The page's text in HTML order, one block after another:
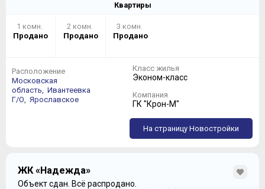
Квартиры
1 комн.
Продано
2 комн.
Продано
3 комн.
Продано
Расположение
Московская
область, Ивантеевка
Г/О, Ярославское
Класс жилья
Эконом-класс
Компания
ГК "Крон-М"
На страницу Новостройки
ЖК «Надежда»
Объект сдан. Всё распродано.